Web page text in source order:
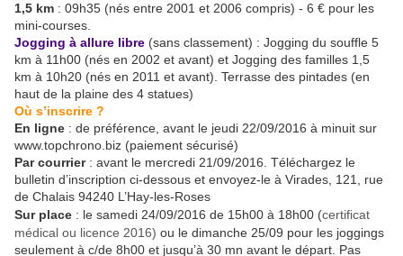
1,5 km : 09h35 (nés entre 2001 et 2006 compris) - 6 € pour les
mini-courses.
Jogging à allure libre (sans classement) : Jogging du souffle 5
km à 11h00 (nés en 2002 et avant) et Jogging des familles 1,5
km à 10h20 (nés en 2011 et avant). Terrasse des pintades (en
haut de la plaine des 4 statues)
Où s’inscrire ?
En ligne : de préférence, avant le jeudi 22/09/2016 à minuit sur
www.topchrono.biz (paiement sécurisé)
Par courrier: avant le mercredi 21/09/2016. Téléchargez le
bulletin d’inscription ci-dessous et envoyez-le à Virades, 121, rue
de Chalais 94240 L’Hay-les-Roses
Sur place : le samedi 24/09/2016 de 15h00 à 18h00 (certificat
médical ou licence 2016) ou le dimanche 25/09 pour les joggings
seulement à c/de 8h00 et jusqu’à 30 mn avant le départ. Pas